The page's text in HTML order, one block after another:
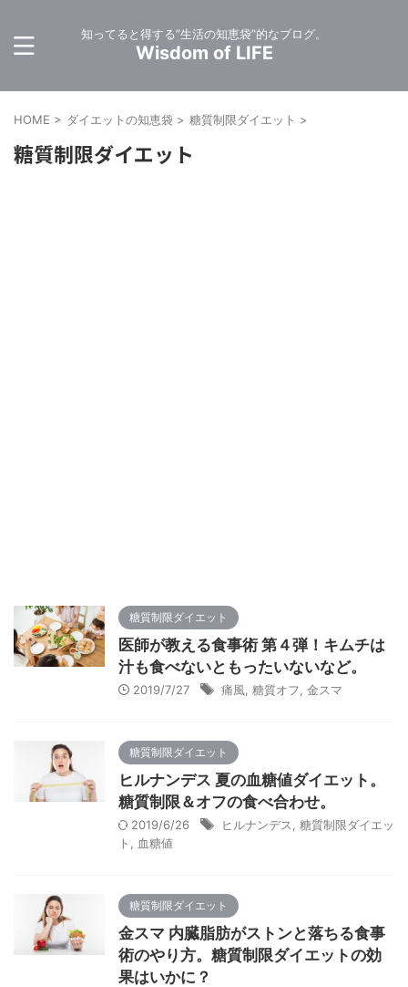
知ってると得する”生活の知恵袋”的なブログ。
Wisdom of LIFE
HOME > ダイエットの知恵袋 > 糖質制限ダイエット >
糖質制限ダイエット
糖質制限ダイエット
医師が教える食事術 第４弾！キムチは
汁も食べないともったいないなど。
2019/7/27 痛風 糖質オフ 金スマ
糖質制限ダイエット
ヒルナンデス 夏の血糖値ダイエット。
糖質制限＆オフの食べ合わせ。
2019/6/26 ヒルナンデス
糖質制限ダイエッ
ト
血糖値
糖質制限ダイエット
金スマ 内臓脂肪がストンと落ちる食事
術のやり方。糖質制限ダイエットの効
果はいかに？